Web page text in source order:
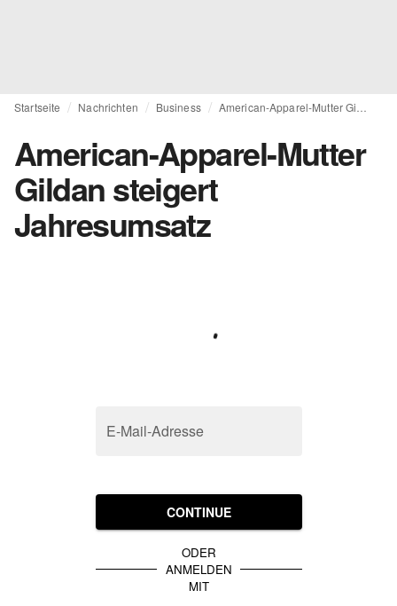
Startseite Nachrichten Business
American-Apparel-Mutter
Gildan steigert
Jahresumsatz
E-Mail-Adresse
CONTINUE
ODER
ANMELDEN
MIT